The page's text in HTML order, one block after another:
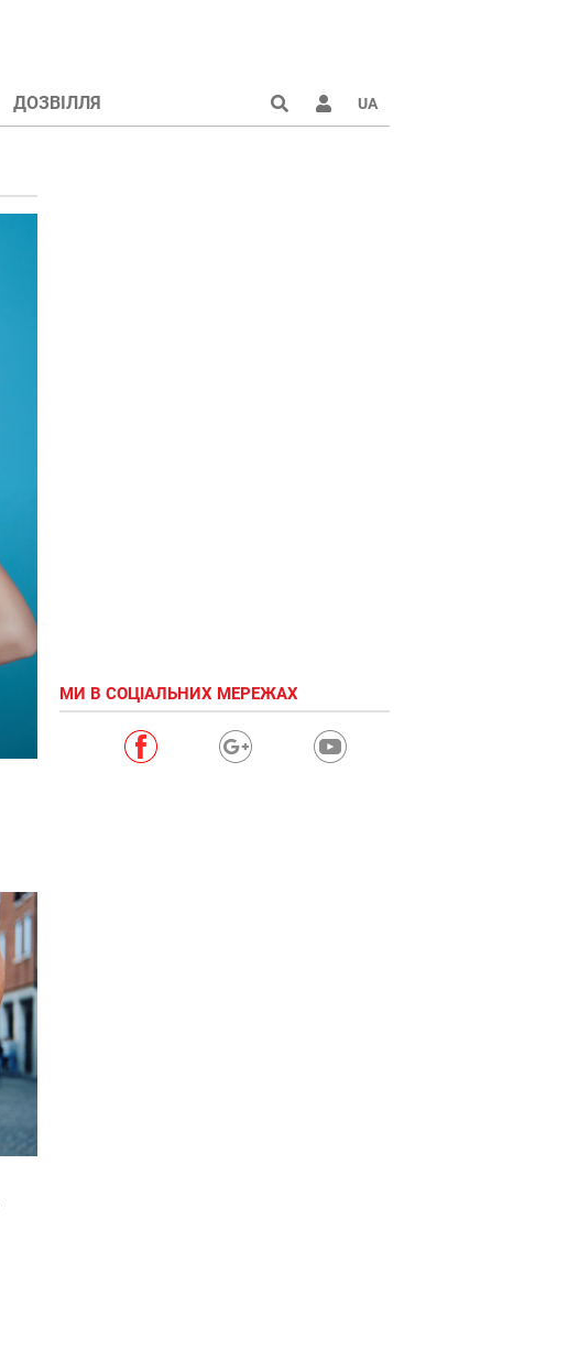
ДОЗВІЛЛЯ UA
МИ В СОЦІАЛЬНИХ МЕРЕЖАХ